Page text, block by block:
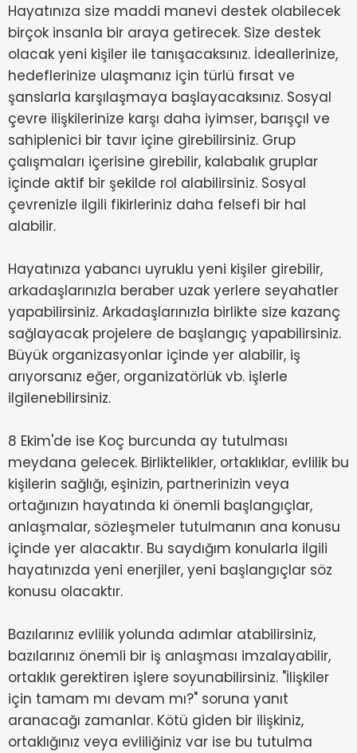
Hayatınıza size maddi manevi destek olabilecek
birçok insanla bir araya getirecek. Size destek
olacak yeni kişiler ile tanışacaksınız. İdeallerinize,
hedeflerinize ulaşmanız için türlü fırsat ve
şanslarla karşılaşmaya başlayacaksınız. Sosyal
çevre ilişkilerinize karşı daha iyimser, barışçıl ve
sahiplenici bir tavır içine girebilirsiniz. Grup
çalışmaları içerisine girebilir, kalabalık gruplar
içinde aktif bir şekilde rol alabilirsiniz. Sosyal
çevrenizle ilgili fikirleriniz daha felsefi bir hal
alabilir.
Hayatınıza yabancı uyruklu yeni kişiler girebilir,
arkadaşlarınızla beraber uzak yerlere seyahatler
yapabilirsiniz. Arkadaşlarınızla birlikte size kazanç
sağlayacak projelere de başlangıç yapabilirsiniz.
Büyük organizasyonlar içinde yer alabilir, iş
arıyorsanız eğer, organizatörlük vb. işlerle
ilgilenebilirsiniz.
8 Ekim'de ise Koç burcunda ay tutulması
meydana gelecek. Birliktelikler, ortaklıklar, evlilik bu
kişilerin sağlığı, eşinizin, partnerinizin veya
ortağınızın hayatında ki önemli başlangıçlar,
anlaşmalar, sözleşmeler tutulmanın ana konusu
içinde yer alacaktır. Bu saydığım konularla ilgili
hayatınızda yeni enerjiler, yeni başlangıçlar söz
konusu olacaktır.
Bazılarınız evlilik yolunda adımlar atabilirsiniz,
bazılarınız önemli bir iş anlaşması imzalayabilir,
ortaklık gerektiren işlere soyunabilirsiniz. "İlişkiler
için tamam mı devam mı?" soruna yanıt
aranacağı zamanlar. Kötü giden bir ilişkiniz,
ortaklığınız veya evliliğiniz var ise bu tutulma